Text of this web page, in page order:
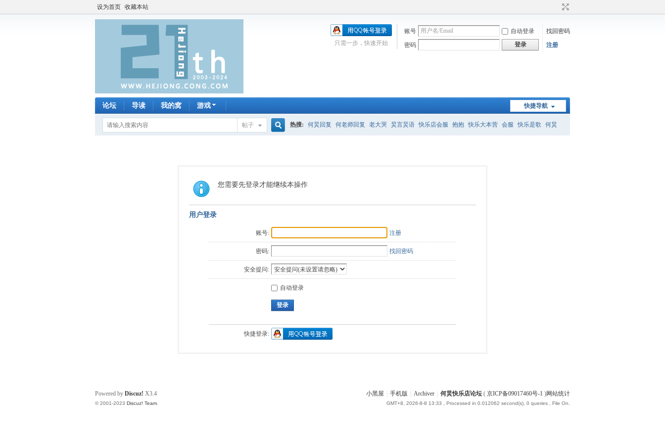
设为首页 收藏本站
账号 自动登录
找回密码
密码
登录 注册
只需一步，快速开始
快捷导航
论坛 导读 我的窝 游戏
帖子
索
热搜: 何炅回复 何老师回复 老大哭 炅言炅语 快乐店会服 抱抱 快乐大本营 会服 快乐是歌 何炅
您需要先登录才能继续本操作
用户登录
账号: 注册
密码: 找回密码
安全提问:
自动登录
登录
快捷登录:
小黑屋 手机版 Archiver 何炅快乐店论坛 ( 京ICP备09017460号-1 )网站统计
GMT+8, 2026-8-8 13:33 , Processed in 0.012062 second(s), 0 queries , File On.
Powered by Discuz! X3.4
© 2001-2023 Discuz! Team